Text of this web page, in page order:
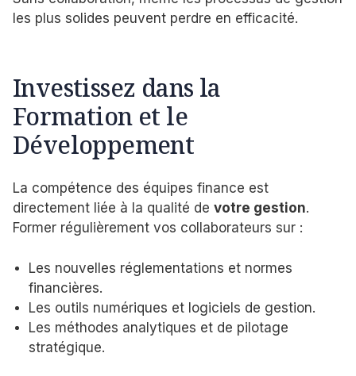
les plus solides peuvent perdre en efficacité.
Investissez dans la
Formation et le
Développement
La compétence des équipes finance est
directement liée à la qualité de votre gestion.
Former régulièrement vos collaborateurs sur :
Les nouvelles réglementations et normes
financières.
Les outils numériques et logiciels de gestion.
Les méthodes analytiques et de pilotage
stratégique.